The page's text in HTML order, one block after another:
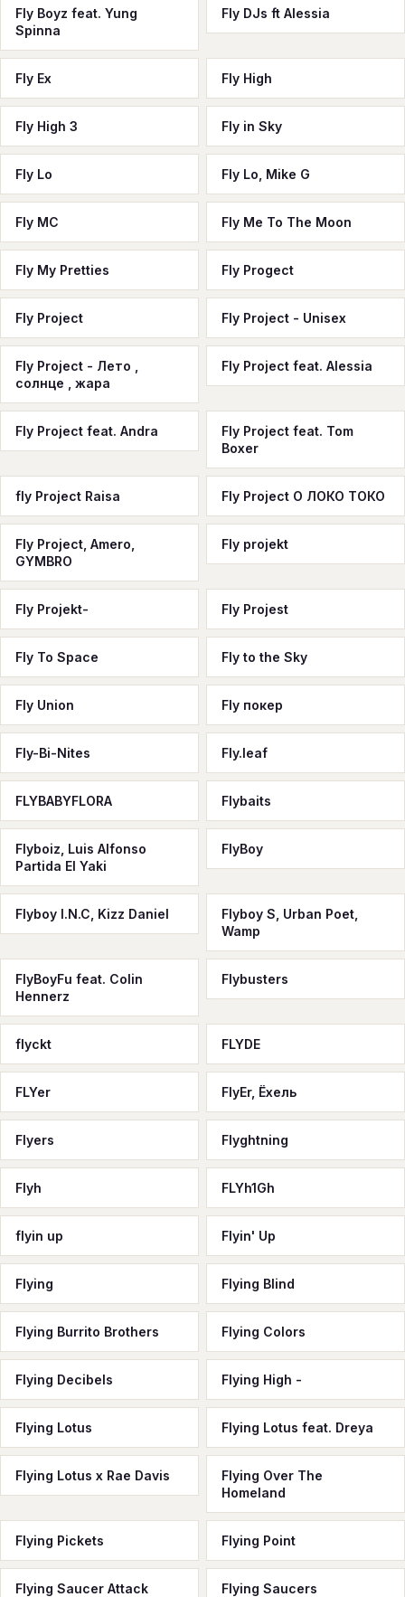
Fly Boyz feat. Yung
Spinna
Fly DJs ft Alessia
Fly Ex Fly High
Fly High 3 Fly in Sky
Fly Lo Fly Lo, Mike G
Fly MC Fly Me To The Moon
Fly My Pretties Fly Progect
Fly Project Fly Project - Unisex
Fly Project - Лето ,
солнце , жара
Fly Project feat. Alessia
Fly Project feat. Andra
Fly Project feat. Tom
Boxer
fly Project Raisa Fly Project О ЛОКО ТОКО
Fly Project, Amero,
GYMBRO
Fly projekt
Fly Projekt- Fly Projest
Fly To Space Fly to the Sky
Fly Union Fly покер
Fly-Bi-Nites Fly.leaf
FLYBABYFLORA Flybaits
Flyboiz, Luis Alfonso
Partida El Yaki
FlyBoy
Flyboy I.N.C, Kizz Daniel
Flyboy S, Urban Poet,
Wamp
FlyBoyFu feat. Colin
Hennerz
Flybusters
flyckt FLYDE
FLYer FlyEr, Ёхель
Flyers Flyghtning
Flyh FLYh1Gh
flyin up Flyin' Up
Flying Flying Blind
Flying Burrito Brothers Flying Colors
Flying Decibels Flying High -
Flying Lotus Flying Lotus feat. Dreya
Flying Lotus x Rae Davis
Flying Over The
Homeland
Flying Pickets Flying Point
Flying Saucer Attack Flying Saucers